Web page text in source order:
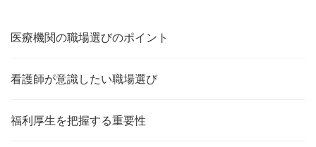
医療機関の職場選びのポイント
看護師が意識したい職場選び
福利厚生を把握する重要性